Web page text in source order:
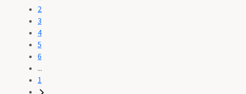
2
3
4
5
6
...
1